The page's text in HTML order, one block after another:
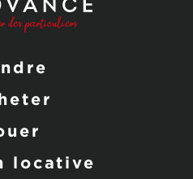
locative